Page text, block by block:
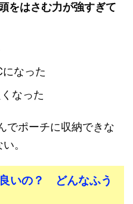
をはさむ力が強すぎて
なった
なった
でポーチに収納できな
。
いの？ どんなふう